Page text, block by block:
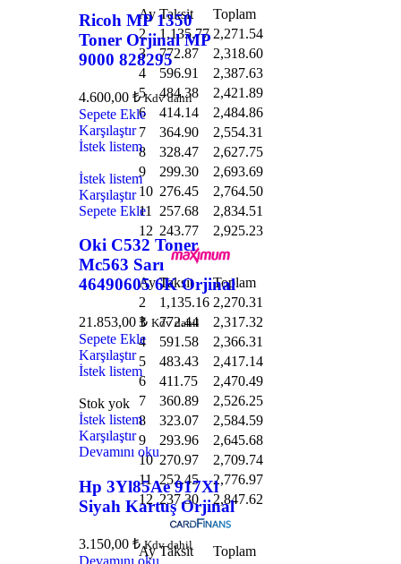
Ricoh MP 1350
Toner Orjinal MP
9000 828295
4.600,00 ₺ Kdv dahil
Sepete Ekle
Karşılaştır
İstek listem
İstek listem
Karşılaştır
Sepete Ekle
Oki C532 Toner
Mc563 Sarı
46490605 6K Orjinal
21.853,00₺ Kdv dahil
Sepete Ekle
Karşılaştır
İstek listem
Stok yok
İstek listem
Karşılaştır
Devamını oku
Hp 3Yl85Ae 917Xl
Siyah Kartuş Orjinal
3.150,00 ₺ Kdv dahil
Devamını oku
Ay Taksit
Toplam
2
1,135.77 2,271.54
3
772.87
2,318.60
4
596.91
2,387.63
5
484.38
2,421.89
6
414.14
2,484.86
7
364.90
2,554.31
8
328.47
2,627.75
9
299.30
2,693.69
10 276.45
2,764.50
11
257.68
2,834.51
12 243.77 2,925.23
Ay Taksit
Toplam
2
1,135.16 2,270.31
3
772.44
2,317.32
4
591.58
2,366.31
5
483.43
2,417.14
6
411.75
2,470.49
7
360.89
2,526.25
8
323.07
2,584.59
9
293.96
2,645.68
10 270.97
2,709.74
11
252.45
2,776.97
12 237.30 2,847.62
Ay Taksit
Toplam